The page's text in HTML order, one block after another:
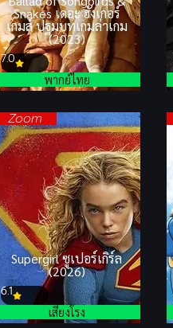
Snakes เดอะ ฮังเกอร์
เกมส์ ปฐมบทเกมล่าเกม
(2023)
7.0
พากย์ไทย
Zoom
Supergirl ซูเปอร์เกิร์ล
(2026)
6.1
เสียงโรง